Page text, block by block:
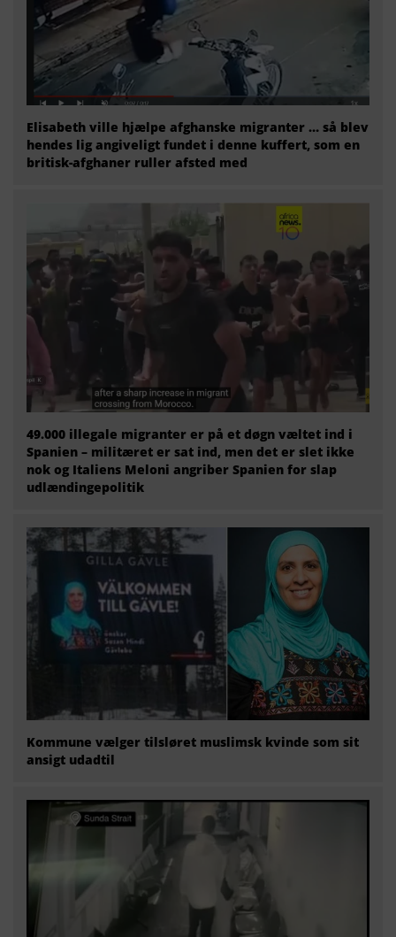
Elisabeth ville hjælpe afghanske migranter … så blev
hendes lig angiveligt fundet i denne kuffert, som en
britisk-afghaner ruller afsted med
49.000 illegale migranter er på et døgn væltet ind i
Spanien – militæret er sat ind, men det er slet ikke
nok og Italiens Meloni angriber Spanien for slap
udlændingepolitik
Kommune vælger tilsløret muslimsk kvinde som sit
ansigt udadtil